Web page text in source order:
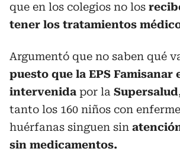
que en los colegios no los
tener los tratamientos
Argumentó que no saben qué
puesto que la EPS Famisanar
intervenida por la Supersalud
tanto los 160 niños con
huérfanas singuen sin
sin medicamentos.